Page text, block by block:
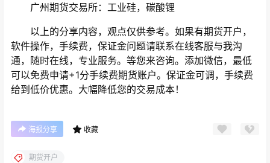
广州期货交易所：工业硅，碳酸锂
以上的分享内容，观点仅供参考。如果有期货开户，
软件操作，手续费，保证金问题请联系在线客服与我沟
通，随时在线，专业服务。等您来咨询。添加微信，最低
可以免费申请+1分手续费期货账户。保证金可调，手续费
给到低价优惠。大幅降低您的交易成本！
海报分享 收藏
期货开户